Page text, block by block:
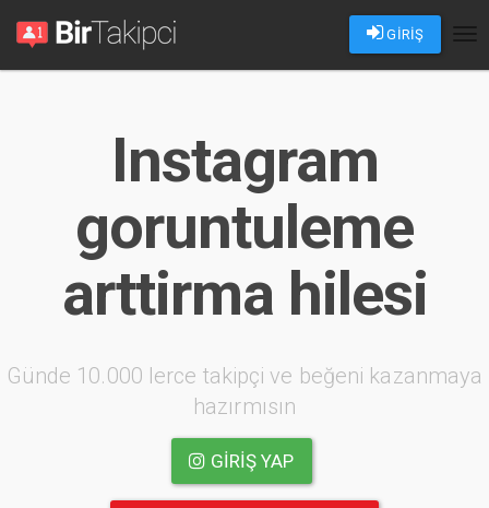
GİRİŞ
Instagram
goruntuleme
arttirma hilesi
Günde 10.000 lerce takipçi ve beğeni kazanmaya
hazırmısın
GIRIŞ YAP